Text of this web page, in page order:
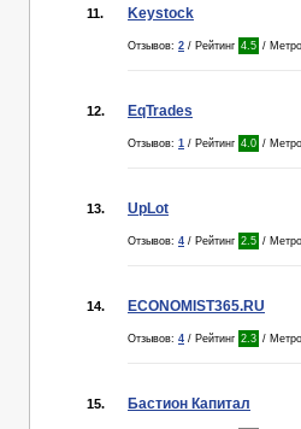
11. Keystock
Отзывов: 2 / Рейтинг 4.5 /
12. EqTrades
Отзывов: 1 / Рейтинг 4.0 /
13. UpLot
Отзывов: 4 / Рейтинг 2.5 /
14. ECONOMIST365.RU
Отзывов: 4 / Рейтинг 2.3 /
15. Бастион Капитал